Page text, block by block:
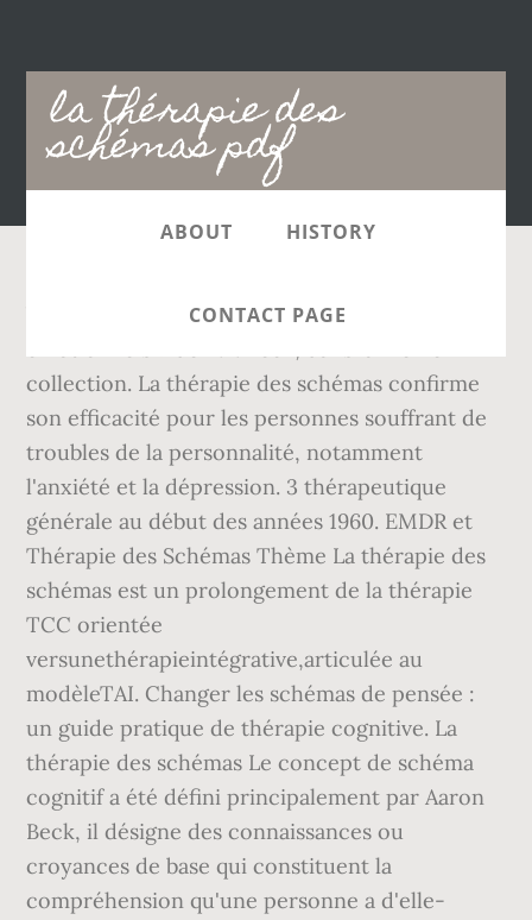
la thérapie des
schémas pdf
Main
navigation
ABOUT HISTORY
CONTACT PAGE
Young, et « La thérapie cognitive et les troubles
collection. La thérapie des schémas confirme
son efficacité pour les personnes souffrant de
troubles de la personnalité, notamment
l'anxiété et la dépression. 3 thérapeutique
générale au début des années 1960. EMDR et
Thérapie des Schémas Thème La thérapie des
schémas est un prolongement de la thérapie
TCC orientée
versunethérapieintégrative,articulée au
modèleTAI. Changer les schémas de pensée :
un guide pratique de thérapie cognitive. La
thérapie des schémas Le concept de schéma
cognitif a été défini principalement par Aaron
Beck, il désigne des connaissances ou
croyances de base qui constituent la
compréhension qu'une personne a d'elle-